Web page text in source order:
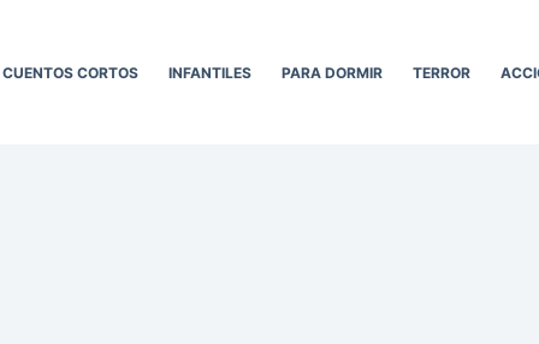
CUENTOS CORTOS INFANTILES PARA DORMIR TERROR